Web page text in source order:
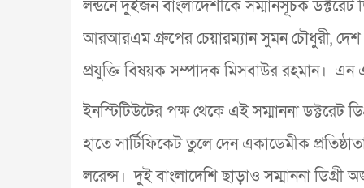
লন্ডনে দুইজন বাংলাদেশীকে সম্মানসূচক ডক্টরেট
আরআরএম গ্রুপের চেয়ারম্যান সুমন চৌধুরী, দেশ
প্রযুক্তি বিষয়ক সম্পাদক মিসবাউর রহমান। এন
ইনস্টিটিউটের পক্ষ থেকে এই সম্মাননা ডক্টরেট
হাতে সার্টিফিকেট তুলে দেন একাডেমীক
লরেন্স। দুই বাংলাদেশি ছাড়াও সম্মাননা ডিগ্রী